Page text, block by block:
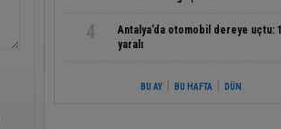
4
Antalya’da otomobil dereye uçtu: 1
yaralı
BU AY BU HAFTA DÜN